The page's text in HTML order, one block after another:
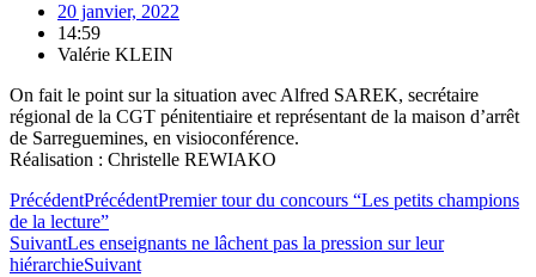
20 janvier, 2022
14:59
Valérie KLEIN
On fait le point sur la situation avec Alfred SAREK, secrétaire
régional de la CGT pénitentiaire et représentant de la maison d’arrêt
de Sarreguemines, en visioconférence.
Réalisation : Christelle REWIAKO
PrécédentPrécédentPremier tour du concours “Les petits champions
de la lecture”
SuivantLes enseignants ne lâchent pas la pression sur leur
hiérarchieSuivant